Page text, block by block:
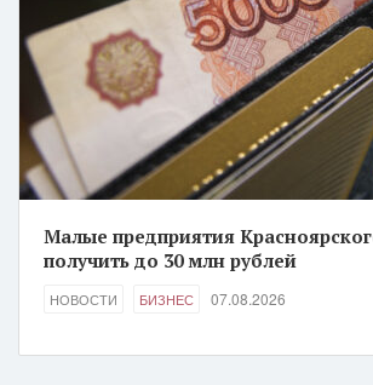
Малые предприятия
получить до 30 млн рублей
НОВОСТИ БИЗНЕС 07.08.2026